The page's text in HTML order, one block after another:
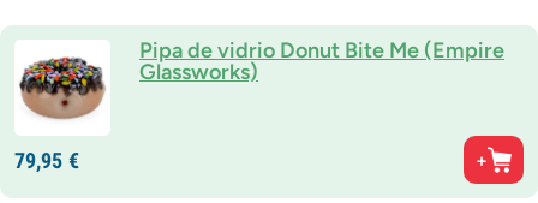
Pipa de vidrio Donut Bite Me (Empire
Glassworks)
79,95 €